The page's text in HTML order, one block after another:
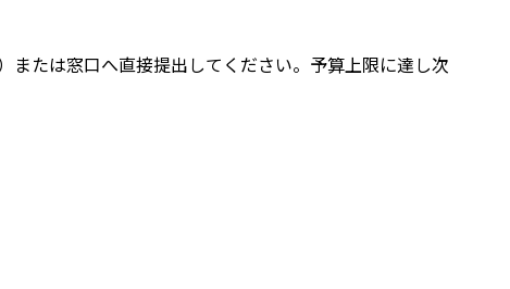
たは窓口へ直接提出してください。予算上限に達し次